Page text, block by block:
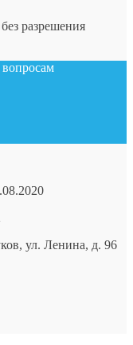
разрешения
ул. Ленина, д. 96